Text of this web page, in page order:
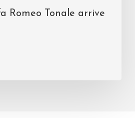
Romeo Tonale arrive